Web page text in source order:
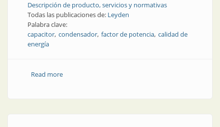
Descripción de producto, servicios y normativas
Todas las publicaciones de: Leyden
Palabra clave:
capacitor condensador factor de potencia calidad de
energía
Read moreabout Calidad de energía en la estación